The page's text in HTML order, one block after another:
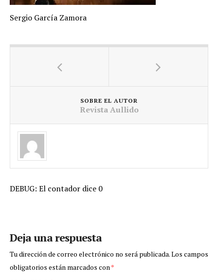
Sergio García Zamora
SOBRE EL AUTOR
Revista Aullido
DEBUG: El contador dice 0
Deja una respuesta
Tu dirección de correo electrónico no será publicada.Los campos
obligatorios están marcados con*